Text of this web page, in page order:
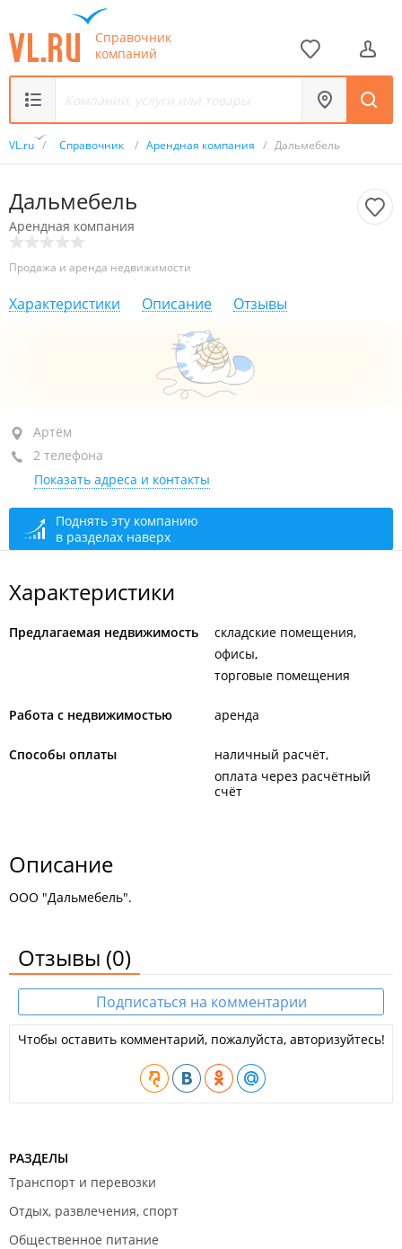
Справочник
компаний
VL.ru / Справочник / Арендная компания / Дальмебель
Дальмебель
Арендная компания
Продажа и аренда недвижимости
Характеристики Описание Отзывы
Артём, ул. Кирова, 185 стр. 3
+7 (423-37) 4-27-37
+7 (423-37) 4-39-54
сегодня закрыто
Артём
2 телефона
Показать адреса и контакты
Поднять эту компанию
в разделах наверх
Характеристики
Предлагаемая недвижимость
складские помещения
офисы
торговые помещения
Работа с недвижимостью аренда
Способы оплаты
наличный расчёт
оплата через расчётный
счёт
Описание
ООО "Дальмебель".
Отзывы (0)
Подписаться на комментарии
Чтобы оставить комментарий, пожалуйста, авторизуйтесь!
РАЗДЕЛЫ
Транспорт и перевозки
Отдых, развлечения, спорт
Общественное питание